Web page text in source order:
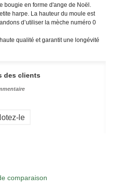
bougie en forme d'ange de Noël.
harpe. La hauteur du moule est
d’utiliser la mèche numéro 0
qualité et garantit une longévité
des clients
le
comparaison